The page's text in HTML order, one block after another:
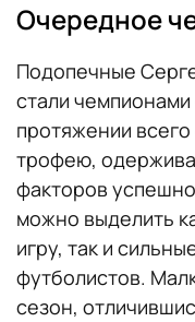
Очередное
Подопечные
стали
протяжении
трофею,
факторов
можно выделить
игру, так и
футболистов.
сезон,